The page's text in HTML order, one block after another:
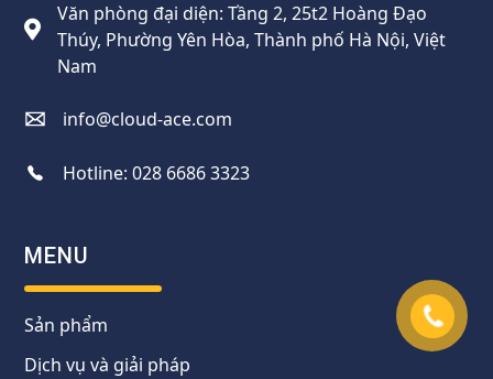
Văn phòng đại diện: Tầng 2, 25t2 Hoàng Đạo
Thúy, Phường Yên Hòa, Thành phố Hà Nội, Việt
Nam
info@cloud-ace.com
Hotline:028 6686 3323
MENU
Sản phẩm
Dịch vụ và giải pháp